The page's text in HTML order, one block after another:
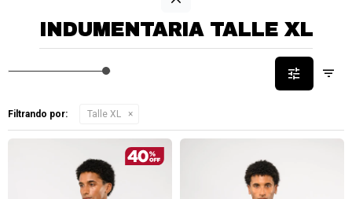
INDUMENTARIA TALLE XL
Filtrando por: Talle XL